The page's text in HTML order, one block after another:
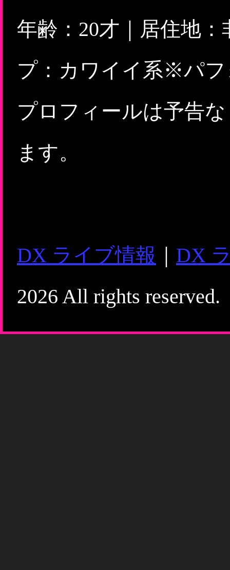
年齢：20才｜居住地
プ：カワイイ系※パフ
プロフィールは予告
ます。
DX ライブ情報
DX
2026 All rights reserved.